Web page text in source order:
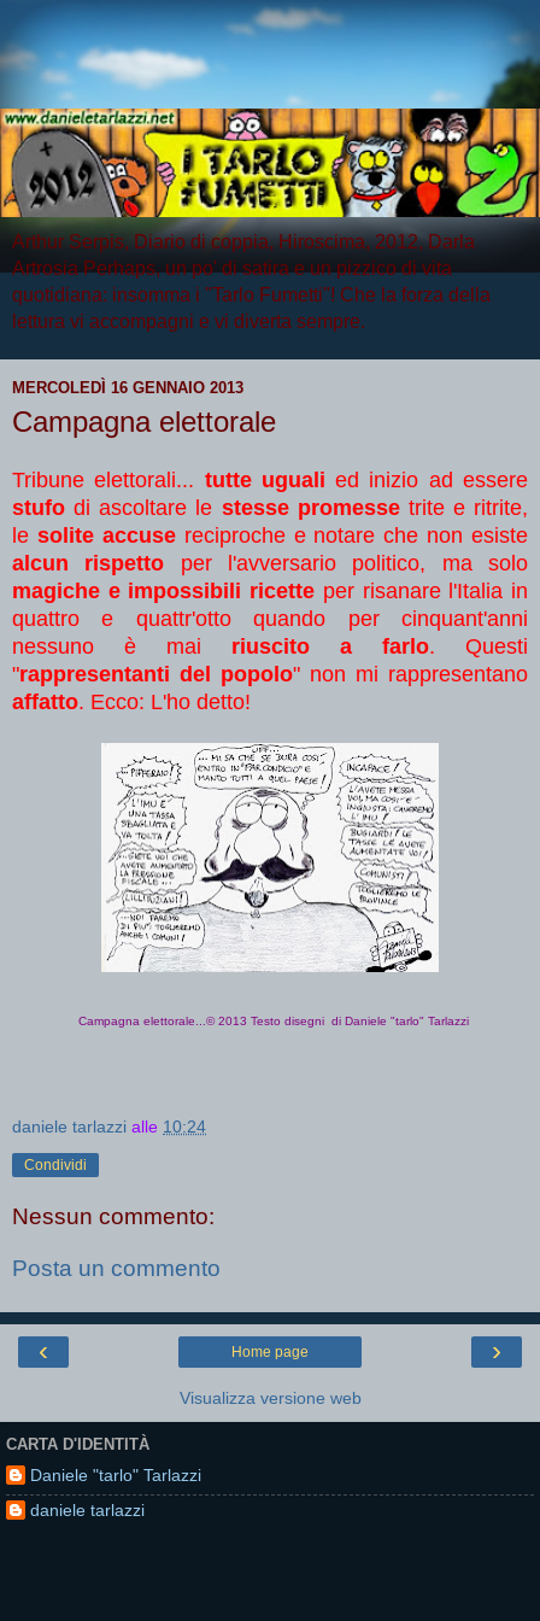
Arthur Serpis, Diario di coppia, Hiroscima, 2012, Darla
Artrosia Perhaps, un po' di satira e un pizzico di vita
quotidiana: insomma i "Tarlo Fumetti"! Che la forza della
lettura vi accompagni e vi diverta sempre.
MERCOLEDÌ 16 GENNAIO 2013
Campagna elettorale
Tribune elettorali... tutte uguali ed inizio ad essere
stufo di ascoltare le stesse promessetrite e ritrite,
le solite accusereciproche e notare che non esiste
alcun rispetto per l'avversario politico, ma solo
magiche e impossibili ricette per risanare l'Italia in
quattro e quattr'otto quando per cinquant'anni
nessuno è mai riuscito a farlo. Questi
"rappresentanti del popolo" non mi rappresentano
affatto. Ecco: L'ho detto!
Campagna elettorale...© 2013 Testo disegni di Daniele "tarlo" Tarlazzi
daniele tarlazzi alle 10:24
Condividi
Nessun commento:
Posta un commento
‹ ›
Home page
Visualizza versione web
CARTA D'IDENTITÀ
Daniele "tarlo" Tarlazzi
daniele tarlazzi